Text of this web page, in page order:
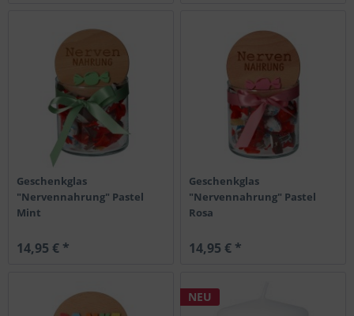
Geschenkglas
"Nervennahrung" Pastel
Mint
14,95 € *
Geschenkglas
"Nervennahrung" Pastel
Rosa
14,95 € *
NEU